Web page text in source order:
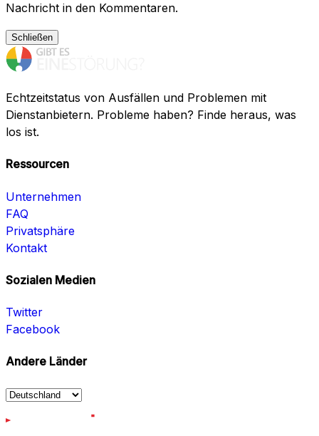
Nachricht in den Kommentaren.
Schließen
Echtzeitstatus von Ausfällen und Problemen mit
Dienstanbietern. Probleme haben? Finde heraus, was
los ist.
Ressourcen
Unternehmen
FAQ
Privatsphäre
Kontakt
Sozialen Medien
Twitter
Facebook
Andere Länder